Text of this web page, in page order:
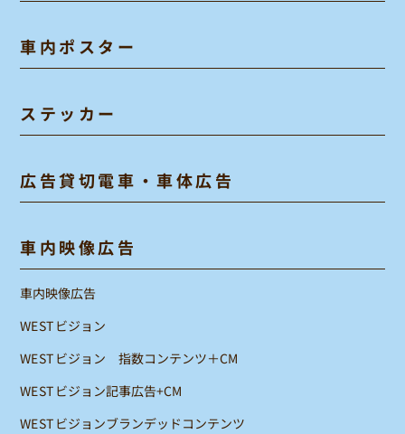
車内ポスター
ステッカー
広告貸切電車・車体広告
車内映像広告
車内映像広告
WESTビジョン
WESTビジョン 指数コンテンツ＋CM
WESTビジョン記事広告+CM
WESTビジョンブランデッドコンテンツ